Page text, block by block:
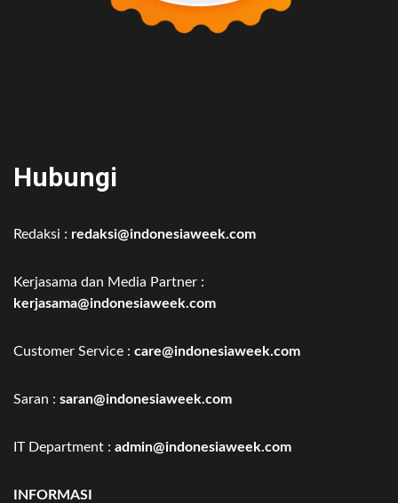
Hubungi
Redaksi : redaksi@indonesiaweek.com
Kerjasama dan Media Partner :
kerjasama@indonesiaweek.com
Customer Service : care@indonesiaweek.com
Saran : saran@indonesiaweek.com
IT Department : admin@indonesiaweek.com
INFORMASI